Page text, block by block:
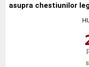
asupra chestiunilor